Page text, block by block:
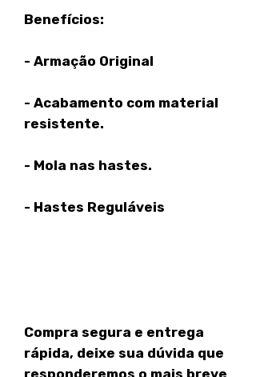
Benefícios:
- Armação Original
- Acabamento com material
resistente.
- Mola nas hastes.
- Hastes Reguláveis
Compra segura e entrega
rápida, deixe sua dúvida que
responderemos o mais breve